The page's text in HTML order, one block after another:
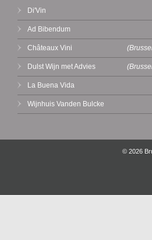
Di'Vin
Ad Bibendum
Châteaux Vini
Dulst Wijn met Advies
La Buena Vida
Wijnhuis Vanden Bulcke
© 2026